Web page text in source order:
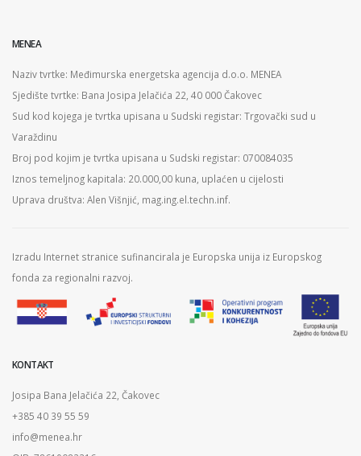
MENEA
Naziv tvrtke: Međimurska energetska agencija d.o.o. MENEA
Sjedište tvrtke: Bana Josipa Jelačića 22, 40 000 Čakovec
Sud kod kojega je tvrtka upisana u Sudski registar: Trgovački sud u
Varaždinu
Broj pod kojim je tvrtka upisana u Sudski registar: 070084035
Iznos temeljnog kapitala: 20.000,00 kuna, uplaćen u cijelosti
Uprava društva: Alen Višnjić, mag.ing.el.techn.inf.
Izradu Internet stranice sufinancirala je Europska unija iz Europskog
fonda za regionalni razvoj.
KONTAKT
Josipa Bana Jelačića 22, Čakovec
+385 40 39 55 59
info@menea.hr